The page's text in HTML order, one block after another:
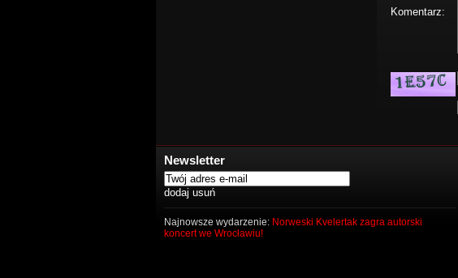
Komentarz:
Newsletter
Najnowsze wydarzenie: Norweski Kvelertak zagra autorski
koncert we Wrocławiu!